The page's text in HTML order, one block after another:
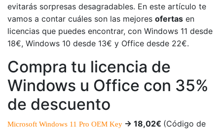
evitarás sorpresas desagradables. En este artículo te
vamos a contar cuáles son las mejores ofertas en
licencias que puedes encontrar, con Windows 11 desde
18€, Windows 10 desde 13€ y Office desde 22€.
Compra tu licencia de
Windows u Office con 35%
de descuento
Microsoft Windows 11 Pro OEM Key -> 18,02€ (Código de